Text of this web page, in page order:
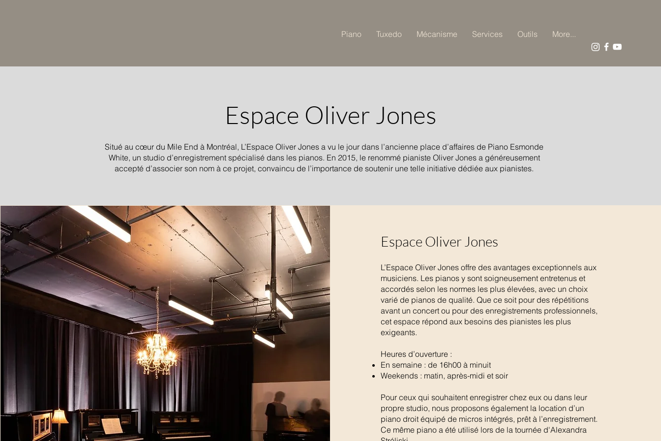
Piano Tuxedo Mécanisme Services Outils More...
Espace Oliver Jones
Situé au cœur du Mile End à Montréal, L’Espace Oliver Jones a vu le jour dans l’ancienne place d’affaires de Piano Esmonde
White, un studio d’enregistrement spécialisé dans les pianos. En 2015, le renommé pianiste Oliver Jones a généreusement
accepté d’associer son nom à ce projet, convaincu de l’importance de soutenir une telle initiative dédiée aux pianistes.
Espace Oliver Jones
L’Espace Oliver Jones offre des avantages exceptionnels aux
musiciens. Les pianos y sont soigneusement entretenus et
accordés selon les normes les plus élevées, avec un choix
varié de pianos de qualité. Que ce soit pour des répétitions
avant un concert ou pour des enregistrements professionnels,
cet espace répond aux besoins des pianistes les plus
exigeants.
Heures d’ouverture :
En semaine : de 16h00 à minuit
Weekends : matin, après-midi et soir
Pour ceux qui souhaitent enregistrer chez eux ou dans leur
propre studio, nous proposons également la location d’un
piano droit équipé de micros intégrés, prêt à l’enregistrement.
Ce même piano a été utilisé lors de la tournée d'Alexandra